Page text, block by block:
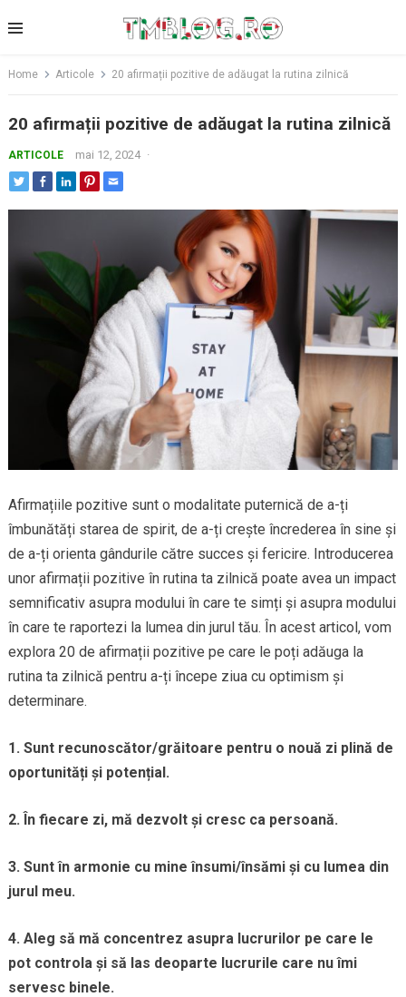
to
Home Articole 20 afirmații pozitive de adăugat la rutina zilnică
20 afirmații pozitive de adăugat la rutina zilnică
ARTICOLE mai 12, 2024 ·
Afirmațiile pozitive sunt o modalitate puternică de a-ți
îmbunătăți starea de spirit, de a-ți crește încrederea în sine și
de a-ți orienta gândurile către succes și fericire. Introducerea
unor afirmații pozitive în rutina ta zilnică poate avea un impact
semnificativ asupra modului în care te simți și asupra modului
în care te raportezi la lumea din jurul tău. În acest articol, vom
explora 20 de afirmații pozitive pe care le poți adăuga la
rutina ta zilnică pentru a-ți începe ziua cu optimism și
determinare.
1. Sunt recunoscător/grăitoare pentru o nouă zi plină de
oportunități și potențial.
2. În fiecare zi, mă dezvolt și cresc ca persoană.
3. Sunt în armonie cu mine însumi/însămi și cu lumea din
jurul meu.
4. Aleg să mă concentrez asupra lucrurilor pe care le
pot controla și să las deoparte lucrurile care nu îmi
servesc binele.